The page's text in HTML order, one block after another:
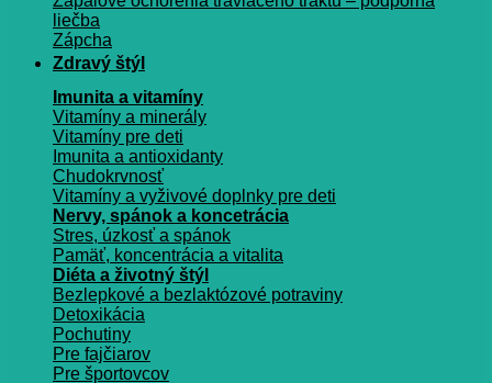
liečba
Zápcha
Zdravý štýl
Imunita a vitamíny
Vitamíny a minerály
Vitamíny pre deti
Imunita a antioxidanty
Chudokrvnosť
Vitamíny a vyživové doplnky pre deti
Nervy, spánok a koncetrácia
Stres, úzkosť a spánok
Pamäť, koncentrácia a vitalita
Diéta a životný štýl
Bezlepkové a bezlaktózové potraviny
Detoxikácia
Pochutiny
Pre fajčiarov
Pre športovcov